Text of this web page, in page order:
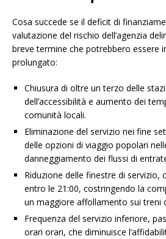
Cosa succede se il deficit di
valutazione del rischio dell’agenzia
breve termine che potrebbero essere
prolungato:
Chiusura di oltre un terzo delle
dell’accessibilità e aumento dei
comunità locali.
Eliminazione del servizio nei fine
delle opzioni di viaggio popolari
danneggiamento dei flussi di
Riduzione delle finestre di servizio,
entro le 21:00, costringendo la
un maggiore affollamento sui treni
Frequenza del servizio inferiore,
orari orari, che diminuisce